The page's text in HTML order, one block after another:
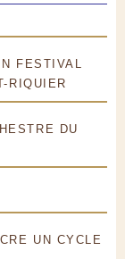
FESTIVAL
RIQUIER
DU
UN CYCLE